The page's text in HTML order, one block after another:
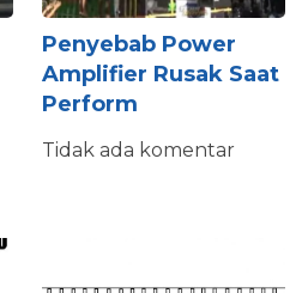
Penyebab Power
Amplifier Rusak Saat
Perform
Tidak ada komentar